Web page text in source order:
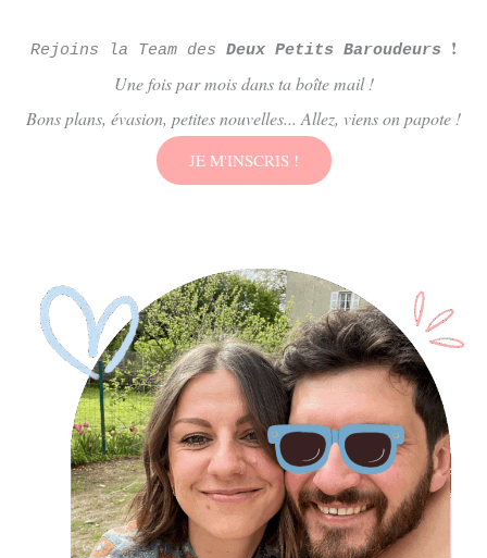
Rejoins la Team des Deux Petits Baroudeurs !
Une fois par mois dans ta boîte mail !
Bons plans, évasion, petites nouvelles... Allez, viens on papote !
JE M'INSCRIS !